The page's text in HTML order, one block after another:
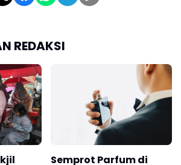
REDAKSI
Semprot Parfum di